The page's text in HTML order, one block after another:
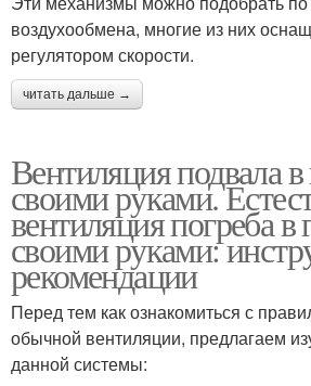
воздухообмена, многие из них
регулятором скорости.
читать дальше →
Вентиляция подвала
своими руками.
вентиляция погреба в
своими руками:
рекомендации
Перед тем как ознакомиться с
обычной вентиляции, предлагаем
данной системы: